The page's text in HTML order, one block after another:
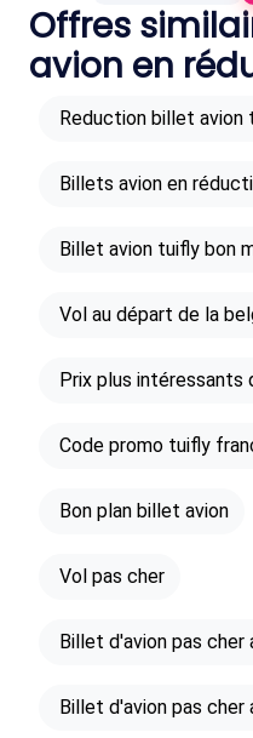
Offres
avion en
Reduction billet avion
Billets avion en
Billet avion tuifly bon
Vol au départ de la
Prix plus intéressants
Code promo tuifly
Bon plan billet avion
Vol pas cher
Billet d'avion pas cher
Billet d'avion pas cher